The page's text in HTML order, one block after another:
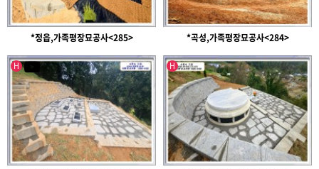
*정읍,가족평장묘공사<285> *곡성,가족평장묘공사<284>
H
인기글
유투브영상
H
인기글